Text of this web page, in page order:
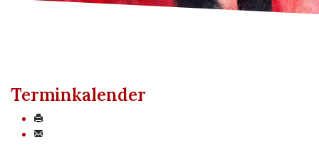
Terminkalender